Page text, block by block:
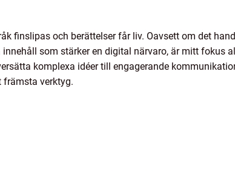
finslipas och berättelser får liv. Oavsett om det
som stärker en digital närvaro, är mitt fokus
komplexa idéer till engagerande
främsta verktyg.